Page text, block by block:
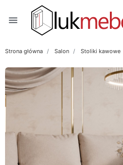
menu
Strona główna Salon Stoliki kawowe